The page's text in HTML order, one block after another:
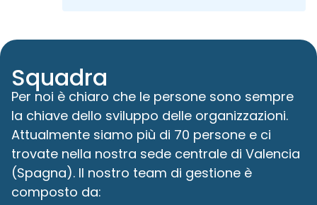
Squadra
Per noi è chiaro che le persone sono sempre
la chiave dello sviluppo delle organizzazioni.
Attualmente siamo più di 70 persone e ci
trovate nella nostra sede centrale di Valencia
(Spagna). Il nostro team di gestione è
composto da: